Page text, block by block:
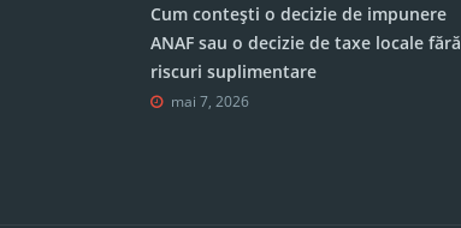
Cum contești o decizie de impunere
ANAF sau o decizie de taxe locale fără
riscuri suplimentare
mai 7, 2026